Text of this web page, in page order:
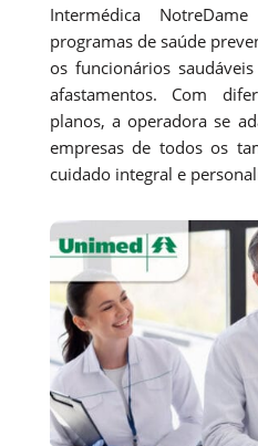
Intermédica
programas de saúde
os funcionários
afastamentos. Com
planos, a operadora se
empresas de todos os
cuidado integral e